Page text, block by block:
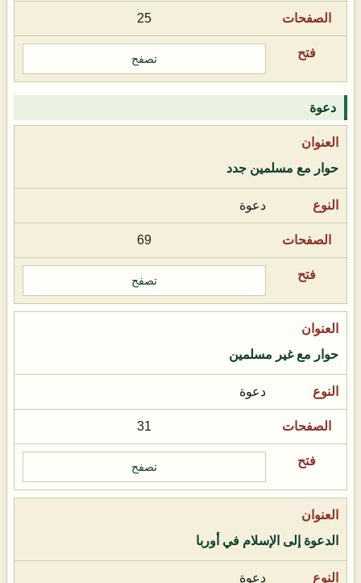
25
تصفح
دعوة
حوار مع مسلمين جدد
دعوة
69
تصفح
حوار مع غير مسلمين
دعوة
31
تصفح
الدعوة إلى الإسلام في أوربا
دعوة